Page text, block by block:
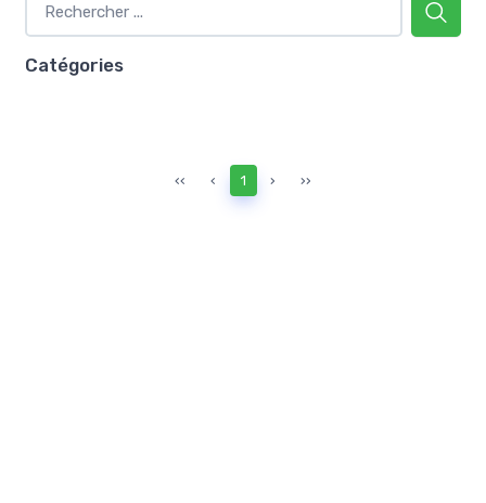
Catégories
‹‹ ‹ 1 › ››